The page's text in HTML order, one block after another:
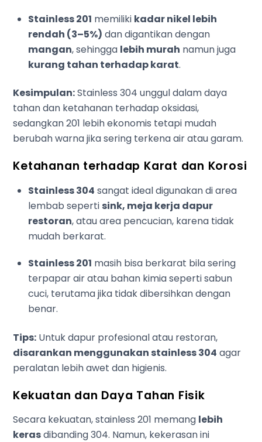
Stainless 201 memiliki kadar nikel lebih
rendah (3–5%) dan digantikan dengan
mangan, sehingga lebih murah namun juga
kurang tahan terhadap karat.
Kesimpulan:Stainless 304 unggul dalam daya
tahan dan ketahanan terhadap oksidasi,
sedangkan 201 lebih ekonomis tetapi mudah
berubah warna jika sering terkena air atau garam.
Ketahanan terhadap Karat dan Korosi
Stainless 304 sangat ideal digunakan di area
lembab seperti sink, meja kerja dapur
restoran, atau area pencucian, karena tidak
mudah berkarat.
Stainless 201 masih bisa berkarat bila sering
terpapar air atau bahan kimia seperti sabun
cuci, terutama jika tidak dibersihkan dengan
benar.
Tips: Untuk dapur profesional atau restoran,
disarankan menggunakan stainless 304 agar
peralatan lebih awet dan higienis.
Kekuatan dan Daya Tahan Fisik
Secara kekuatan, stainless 201 memang lebih
kerasdibanding 304. Namun, kekerasan ini